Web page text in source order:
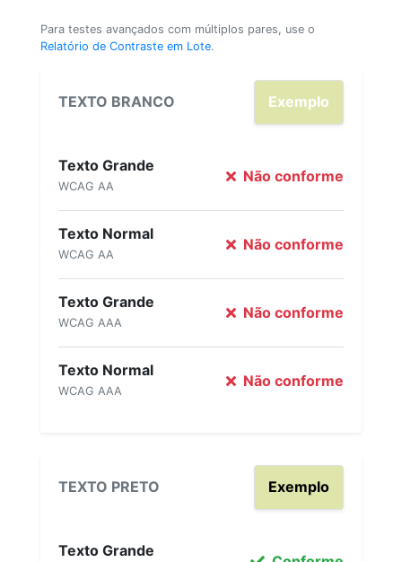
Para testes avançados com múltiplos pares, use o
Relatório de Contraste em Lote.
TEXTO BRANCO Exemplo
Texto Grande
WCAG AA
Não conforme
Texto Normal
WCAG AA
Não conforme
Texto Grande
WCAG AAA
Não conforme
Texto Normal
WCAG AAA
Não conforme
TEXTO PRETO Exemplo
Texto Grande